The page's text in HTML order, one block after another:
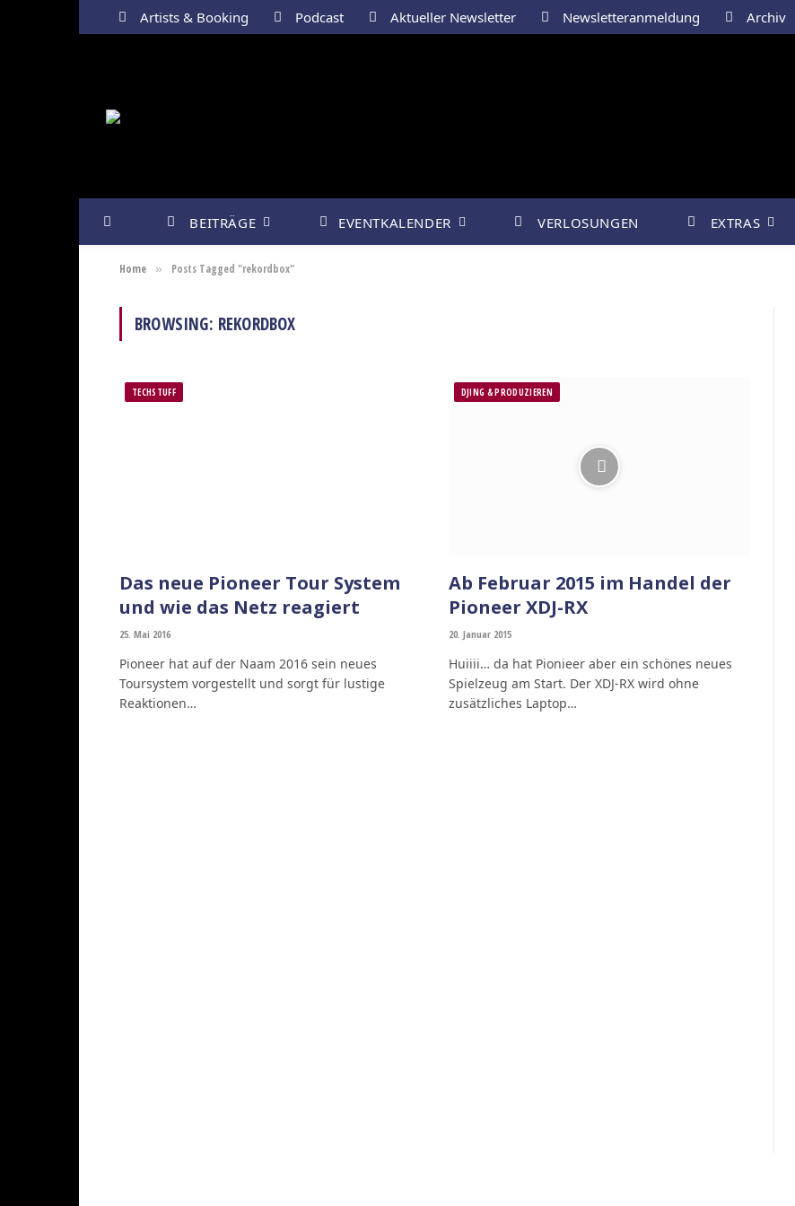
Artists & Booking Podcast Aktueller Newsletter Newsletteranmeldung Archiv
BEITRÄGE EVENTKALENDER VERLOSUNGEN EXTRAS
Home » Posts Tagged "rekordbox"
BROWSING: REKORDBOX
TECHSTUFF
Das neue Pioneer Tour System
und wie das Netz reagiert
25. Mai 2016
Pioneer hat auf der Naam 2016 sein neues
Toursystem vorgestellt und sorgt für lustige
Reaktionen…
DJING & PRODUZIEREN
Ab Februar 2015 im Handel der
Pioneer XDJ-RX
20. Januar 2015
Huiiii… da hat Pionieer aber ein schönes neues
Spielzeug am Start. Der XDJ-RX wird ohne
zusätzliches Laptop…